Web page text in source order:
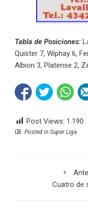
Tabla de Posiciones:
Quister 7, Wiphay 6,
Albion 3, Platense 2,
Post Views: 1.190
Posted in Super Liga
Cuatro de